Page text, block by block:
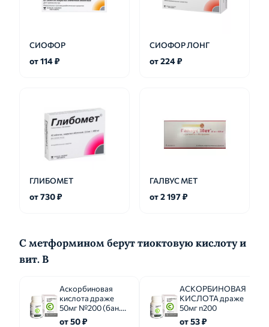
СИОФОР
от 114 ₽
СИОФОР ЛОНГ
от 224 ₽
ГЛИБОМЕТ
от 730 ₽
ГАЛВУС МЕТ
от 2 197 ₽
С метформином берут тиоктовую кислоту и
вит. B
Аскорбиновая
кислота драже
50мг №200 (бан.
полим.)
от 50 ₽
АСКОРБИНОВАЯ
КИСЛОТА драже
50мг n200
от 53 ₽